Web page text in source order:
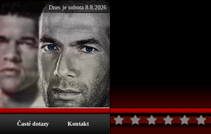
Dnes je sobota 8.8.2026
Časté dotazy Kontakt